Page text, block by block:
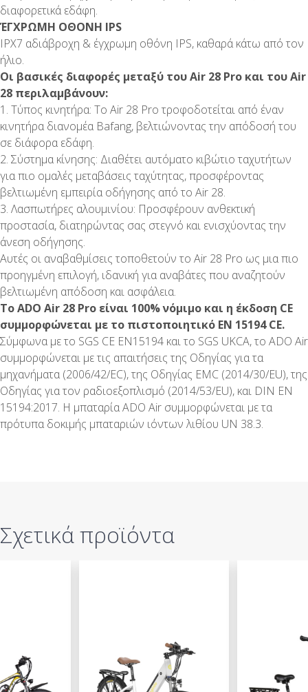
διαφορετικά εδάφη.
ΈΓΧΡΩΜΗ ΟΘΟΝΗ IPS
IPX7 αδιάβροχη & έγχρωμη οθόνη IPS, καθαρά κάτω από τον
ήλιο.
Οι βασικές διαφορές μεταξύ του Air 28 Pro και του Air
28 περιλαμβάνουν:
1. Τύπος κινητήρα: Το Air 28 Pro τροφοδοτείται από έναν
κινητήρα διανομέα Bafang, βελτιώνοντας την απόδοσή του
σε διάφορα εδάφη.
2. Σύστημα κίνησης: Διαθέτει αυτόματο κιβώτιο ταχυτήτων
για πιο ομαλές μεταβάσεις ταχύτητας, προσφέροντας
βελτιωμένη εμπειρία οδήγησης από το Air 28.
3. Λασπωτήρες αλουμινίου: Προσφέρουν ανθεκτική
προστασία, διατηρώντας σας στεγνό και ενισχύοντας την
άνεση οδήγησης.
Αυτές οι αναβαθμίσεις τοποθετούν το Air 28 Pro ως μια πιο
προηγμένη επιλογή, ιδανική για αναβάτες που αναζητούν
βελτιωμένη απόδοση και ασφάλεια.
Το ADO Air 28 Pro είναι 100% νόμιμο και η έκδοση CE
συμμορφώνεται με το πιστοποιητικό EN 15194 CE.
Σύμφωνα με το SGS CE EN15194 και το SGS UKCA, το ADO Air
συμμορφώνεται με τις απαιτήσεις της Οδηγίας για τα
μηχανήματα (2006/42/EC), της Οδηγίας EMC (2014/30/EU), της
Οδηγίας για τον ραδιοεξοπλισμό (2014/53/EU), και DIN EN
15194:2017. Η μπαταρία ADO Air συμμορφώνεται με τα
πρότυπα δοκιμής μπαταριών ιόντων λιθίου UN 38.3.
Σχετικά προϊόντα